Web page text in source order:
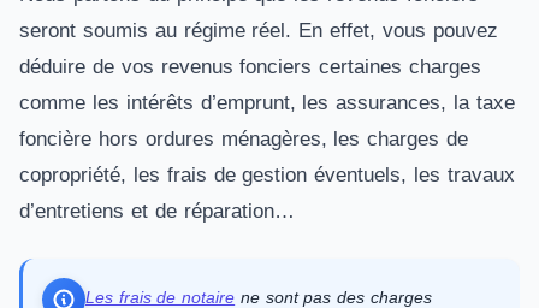
seront soumis au régime réel. En effet, vous pouvez
déduire de vos revenus fonciers certaines charges
comme les intérêts d’emprunt, les assurances, la taxe
foncière hors ordures ménagères, les charges de
copropriété, les frais de gestion éventuels, les travaux
d’entretiens et de réparation…
Les frais de notaire ne sont pas des charges